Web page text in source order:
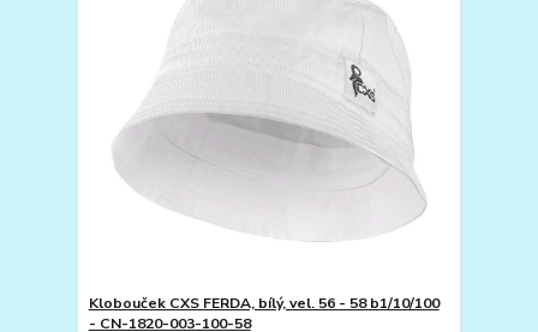
Klobouček CXS FERDA, bílý, vel. 56 - 58 b1/10/100
- CN-1820-003-100-58